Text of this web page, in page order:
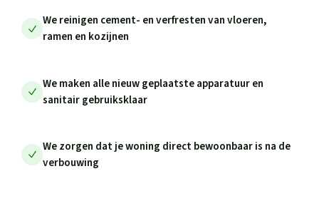
We reinigen cement- en verfresten van vloeren,
ramen en kozijnen
We maken alle nieuw geplaatste apparatuur en
sanitair gebruiksklaar
We zorgen dat je woning direct bewoonbaar is na de
verbouwing